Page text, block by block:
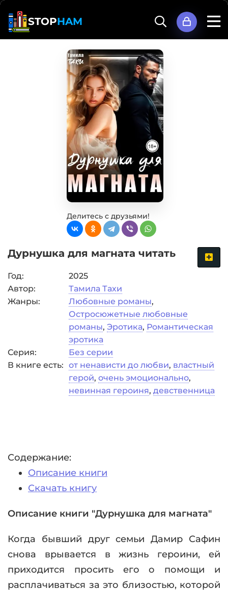
STOPHAM
Делитесь с друзьями!
Дурнушка для магната читать
Год:
2025
Автор:
Тамила Тахи
Жанры:
Любовные романы,
Остросюжетные любовные
романы, Эротика, Романтическая
эротика
Серия:
Без серии
В книге есть: от ненависти до любви, властный
герой, очень эмоционально,
невинная героиня, девственница
Содержание:
Описание книги
Скачать книгу
Описание книги "Дурнушка для магната"
Когда бывший друг семьи Дамир Сафин
снова врывается в жизнь героини, ей
приходится просить его о помощи и
расплачиваться за это близостью, которой